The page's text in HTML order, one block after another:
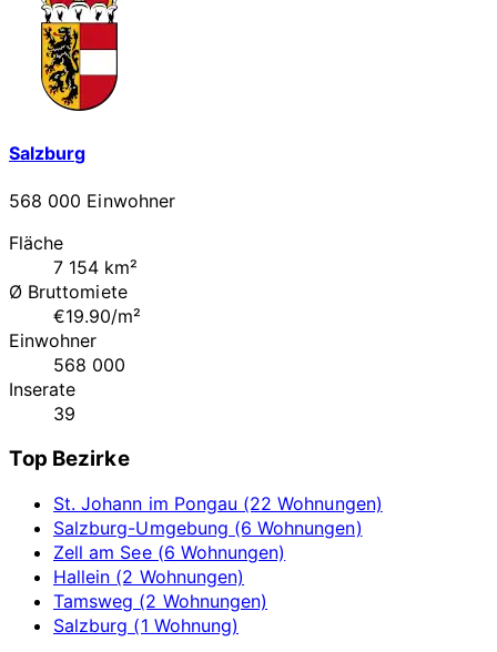
Salzburg
568 000 Einwohner
Fläche
7 154 km²
Ø Bruttomiete
€19.90/m²
Einwohner
568 000
Inserate
39
Top Bezirke
St. Johann im Pongau (22 Wohnungen)
Salzburg-Umgebung (6 Wohnungen)
Zell am See (6 Wohnungen)
Hallein (2 Wohnungen)
Tamsweg (2 Wohnungen)
Salzburg (1 Wohnung)